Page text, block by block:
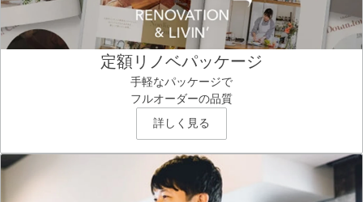
定額リノベパッケージ
手軽なパッケージで
フルオーダーの品質
詳しく見る